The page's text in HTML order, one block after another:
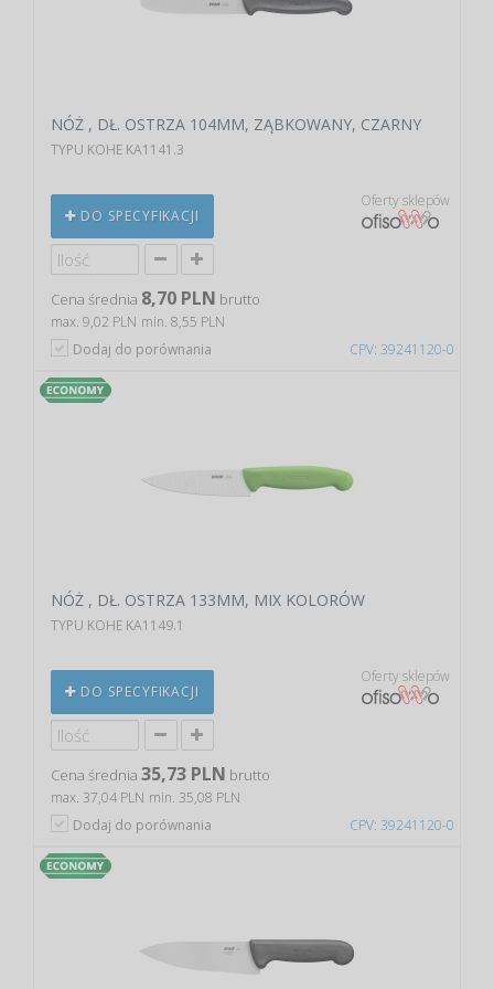
CPV: 39241120-0
NÓŻ , DŁ. OSTRZA 104MM, ZĄBKOWANY, CZARNY
TYPU KOHE KA1141.3
DO SPECYFIKACJI
Oferty sklepów
Cena średnia 8,70 PLN brutto
max. 9,02 PLN min. 8,55 PLN
Dodaj do porównania
CPV: 39241120-0
NÓŻ , DŁ. OSTRZA 133MM, MIX KOLORÓW
TYPU KOHE KA1149.1
DO SPECYFIKACJI
Oferty sklepów
Cena średnia 35,73 PLN brutto
max. 37,04 PLN min. 35,08 PLN
Dodaj do porównania